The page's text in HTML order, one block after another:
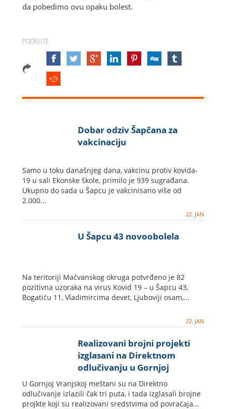
da pobedimo ovu opaku bolest.
PODELITE
Dobar odziv Šapčana za
vakcinaciju
Samo u toku današnjeg dana, vakcinu protiv kovida-
19 u sali Ekonske škole, primilo je 939 sugrađana.
Ukupno do sada u Šapcu je vakcinisano više od
2.000...
22. JAN
U Šapcu 43 novoobolela
Na teritoriji Mačvanskog okruga potvrđeno je 82
pozitivna uzoraka na virus Kovid 19 – u Šapcu 43,
Bogatiću 11, Vladimircima devet, Ljuboviji osam,...
22. JAN
Realizovani brojni projekti
izglasani na Direktnom
odlučivanju u Gornjoj
Vranjskoj
U Gornjoj Vranjskoj meštani su na Direktno
odlučivanje izlazili čak tri puta, i tada izglasali brojne
projkte koji su realizovani sredstvima od povraćaja...